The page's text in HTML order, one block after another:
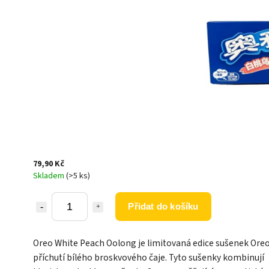
79,90 Kč
Skladem (>5 ks)
Přidat do košíku
Oreo White Peach Oolong je limitovaná edice sušenek
příchutí bílého broskvového čaje. Tyto sušenky kombinují